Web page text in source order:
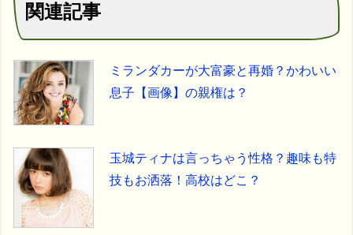
関連記事
ミランダカーが大富豪と再婚？かわいい
息子【画像】の親権は？
玉城ティナは言っちゃう性格？趣味も特
技もお洒落！高校はどこ？